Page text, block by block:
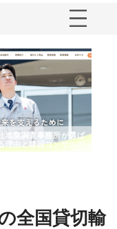
地盤調査事務所が選ば
理由と建設コンサルの
全国貸切輸